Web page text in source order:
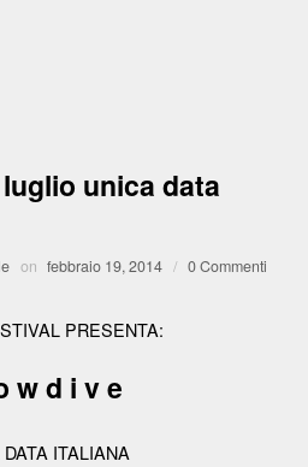
unica data
on febbraio 19, 2014 / 0 Commenti
PRESENTA:
w d i v e
ITALIANA